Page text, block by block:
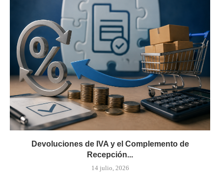
Devoluciones de IVA y el Complemento de
Recepción...
14 julio, 2026